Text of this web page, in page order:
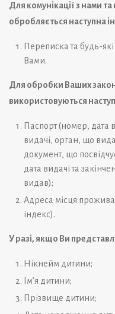
Для комунікації з нами
обробляється наступна
Переписка та будь-
Вами.
Для обробки Ваших
використовуються
Паспорт (номер, дата
видачі, орган, що
документ, що
дата видачі та
видав);
Адреса місця
індекс).
У разі, якщо Ви
Нікнейм дитини;
Ім’я дитини;
Прізвище дитини;